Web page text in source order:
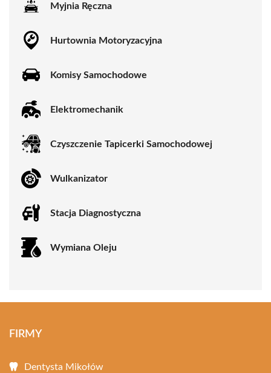
Myjnia Ręczna
Hurtownia Motoryzacyjna
Komisy Samochodowe
Elektromechanik
Czyszczenie Tapicerki Samochodowej
Wulkanizator
Stacja Diagnostyczna
Wymiana Oleju
FIRMY
Dentysta Mikołów